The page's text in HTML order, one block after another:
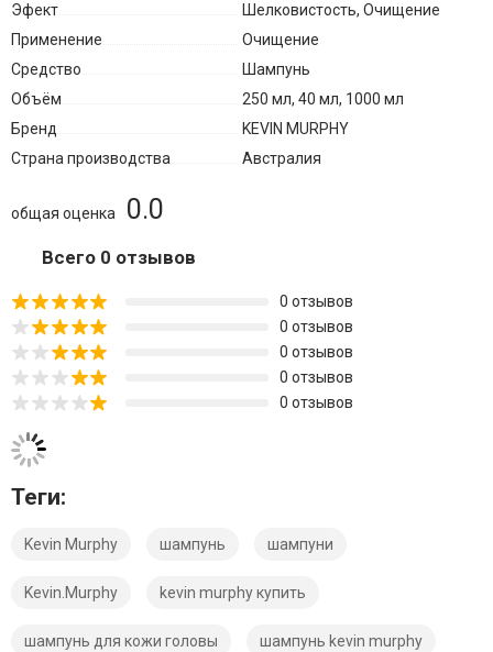
Эфект
Шелковистость, Очищение
Применение
Очищение
Средство
Шампунь
Объём
250 мл, 40 мл, 1000 мл
Бренд
KEVIN MURPHY
Страна производства
Австралия
0.0
общая оценка
Всего 0 отзывов
0 отзывов
0 отзывов
0 отзывов
0 отзывов
0 отзывов
Теги:
Kevin Murphy шампунь шампуни
Kevin.Murphy kevin murphy купить
шампунь для кожи головы шампунь kevin murphy